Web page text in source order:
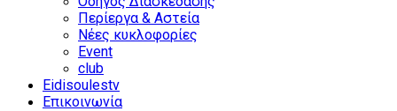
Περίεργα & Αστεία
Νέες κυκλοφορίες
Event
club
Eidisoulestv
Επικοινωνία